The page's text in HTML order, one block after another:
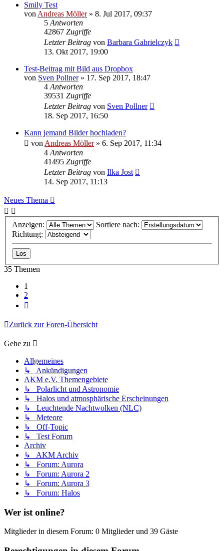
Smily Test
von Andreas Möller» 8. Jul 2017, 09:37
5 Antworten
42867 Zugriffe
Letzter Beitrag von Barbara Gabrielczyk
13. Okt 2017, 19:00
Test-Beitrag mit Bild aus Dropbox
von Sven Pollner» 17. Sep 2017, 18:47
4 Antworten
39531 Zugriffe
Letzter Beitrag von Sven Pollner
18. Sep 2017, 16:50
Kann jemand Bilder hochladen?
von Andreas Möller» 6. Sep 2017, 11:34
4 Antworten
41495 Zugriffe
Letzter Beitrag von Ilka Jost
14. Sep 2017, 11:13
Neues Thema
Anzeigen:
Sortiere nach:
Richtung:
35 Themen
1
2
Zurück zur Foren-Übersicht
Gehe zu
Allgemeines
↳ Ankündigungen
AKM e.V. Themengebiete
↳ Polarlicht und Astronomie
↳ Halos und atmosphärische Erscheinungen
↳ Leuchtende Nachtwolken (NLC)
↳ Meteore
↳ Off-Topic
↳ Test Forum
Archiv
↳ AKM Archiv
↳ Forum: Aurora
↳ Forum: Aurora 2
↳ Forum: Aurora 3
↳ Forum: Halos
Wer ist online?
Mitglieder in diesem Forum: 0 Mitglieder und 39 Gäste